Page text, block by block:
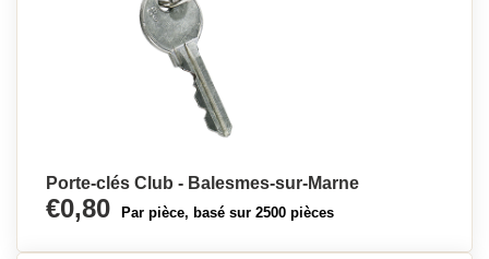
Porte-clés Club - Balesmes-sur-Marne
€0,80 Par pièce, basé sur 2500 pièces